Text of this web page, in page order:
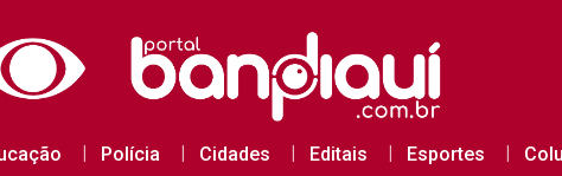
Polícia Cidades Editais Esportes
pela Prefeitura de Teresina